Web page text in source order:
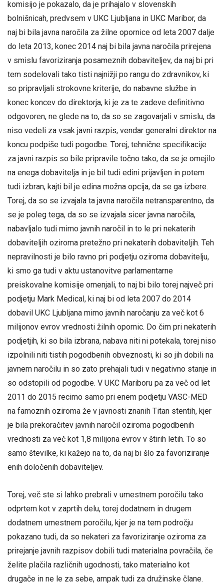
komisijo je pokazalo, da je prihajalo v slovenskih
bolnišnicah, predvsem v UKC Ljubljana in UKC Maribor, da
naj bi bila javna naročila za žilne opornice od leta 2007 dalje
do leta 2013, konec 2014 naj bi bila javna naročila prirejena
v smislu favoriziranja posameznih dobaviteljev, da naj bi pri
tem sodelovali tako tisti najnižji po rangu do zdravnikov, ki
so pripravljali strokovne kriterije, do nabavne službe in
konec koncev do direktorja, ki je za te zadeve definitivno
odgovoren, ne glede na to, da so se zagovarjali v smislu, da
niso vedeli za vsak javni razpis, vendar generalni direktor na
koncu podpiše tudi pogodbe. Torej, tehnične specifikacije
za javni razpis so bile pripravile točno tako, da se je omejilo
na enega dobavitelja in je bil tudi edini prijavljen in potem
tudi izbran, kajti bil je edina možna opcija, da se ga izbere.
Torej, da so se izvajala ta javna naročila netransparentno, da
se je poleg tega, da so se izvajala sicer javna naročila,
nabavljalo tudi mimo javnih naročil in to le pri nekaterih
dobaviteljih oziroma pretežno pri nekaterih dobaviteljih. Teh
nepravilnosti je bilo ravno pri podjetju oziroma dobavitelju,
ki smo ga tudi v aktu ustanovitve parlamentarne
preiskovalne komisije omenjali, to naj bi bilo torej največ pri
podjetju Mark Medical, ki naj bi od leta 2007 do 2014
dobavil UKC Ljubljana mimo javnih naročanju za več kot 6
milijonov evrov vrednosti žilnih opornic. Do čim pri nekaterih
podjetjih, ki so bila izbrana, nabava niti ni potekala, torej niso
izpolnili niti tistih pogodbenih obveznosti, ki so jih dobili na
javnem naročilu in so zato prehajali tudi v negativno stanje in
so odstopili od pogodbe. V UKC Mariboru pa za več od let
2011 do 2015 recimo samo pri enem podjetju VASC-MED
na famoznih oziroma že v javnosti znanih Titan stentih, kjer
je bila prekoračitev javnih naročil oziroma pogodbenih
vrednosti za več kot 1,8 milijona evrov v štirih letih. To so
samo številke, ki kažejo na to, da naj bi šlo za favoriziranje
enih določenih dobaviteljev.
Torej, več ste si lahko prebrali v umestnem poročilu tako
odprtem kot v zaprtih delu, torej dodatnem in drugem
dodatnem umestnem poročilu, kjer je na tem področju
pokazano tudi, da so nekateri za favoriziranje oziroma za
prirejanje javnih razpisov dobili tudi materialna povračila, če
želite plačila različnih ugodnosti, tako materialno kot
drugače in ne le za sebe, ampak tudi za družinske člane.